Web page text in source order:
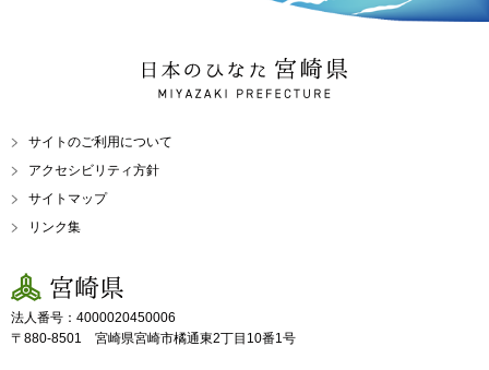
日本のひなた 宮崎県
MIYAZAKI PREFECTURE
サイトのご利用について
アクセシビリティ方針
サイトマップ
リンク集
宮崎県
法人番号：4000020450006
〒880-8501 宮崎県宮崎市橘通東2丁目10番1号